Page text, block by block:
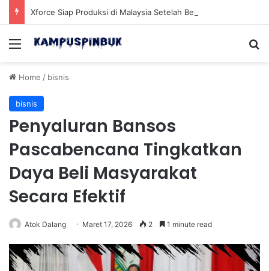
Menu
Home / bisnis
bisnis
Penyaluran Bansos
Pascabencana Tingkatkan
Daya Beli Masyarakat
Secara Efektif
Atok Dalang Maret 17, 2026 2 1 minute read